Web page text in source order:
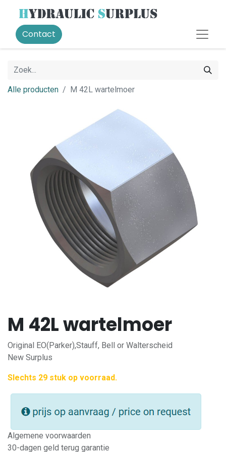
Contact
Alle producten M 42L wartelmoer
M 42L wartelmoer
Original EO(Parker),Stauff, Bell or Walterscheid
New Surplus
Slechts 29 stuk op voorraad.
Algemene voorwaarden
30-dagen geld terug garantie